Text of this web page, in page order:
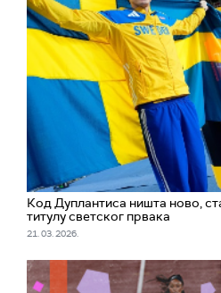
Код Дуплантиса ништа ново,
титулу светског првака
21. 03. 2026.